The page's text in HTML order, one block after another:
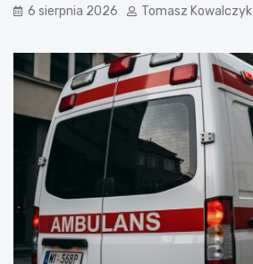
6 sierpnia 2026 Tomasz Kowalczyk